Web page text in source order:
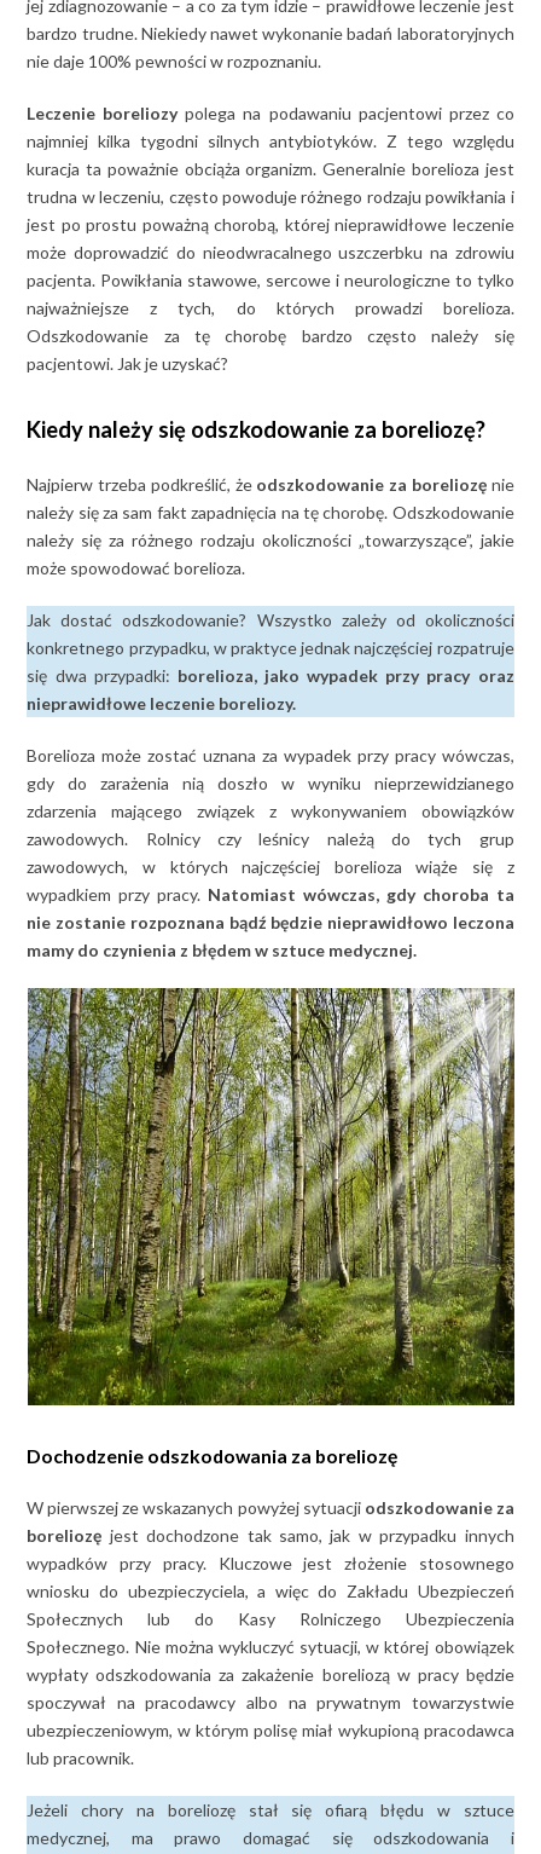
jej zdiagnozowanie – a co za tym idzie – prawidłowe leczenie jest
bardzo trudne. Niekiedy nawet wykonanie badań laboratoryjnych
nie daje 100% pewności w rozpoznaniu.
Leczenie boreliozypolega na podawaniu pacjentowi przez co
najmniej kilka tygodni silnych antybiotyków. Z tego względu
kuracja ta poważnie obciąża organizm. Generalnie borelioza jest
trudna w leczeniu, często powoduje różnego rodzaju powikłania i
jest po prostu poważną chorobą, której nieprawidłowe leczenie
może doprowadzić do nieodwracalnego uszczerbku na zdrowiu
pacjenta. Powikłania stawowe, sercowe i neurologiczne to tylko
najważniejsze z tych, do których prowadzi borelioza.
Odszkodowanie za tę chorobę bardzo często należy się
pacjentowi. Jak je uzyskać?
Kiedy należy się odszkodowanie za boreliozę?
Najpierw trzeba podkreślić, że odszkodowanie za boreliozęnie
należy się za sam fakt zapadnięcia na tę chorobę. Odszkodowanie
należy się za różnego rodzaju okoliczności „towarzyszące”, jakie
może spowodować borelioza.
Jak dostać odszkodowanie? Wszystko zależy od okoliczności
konkretnego przypadku, w praktyce jednak najczęściej rozpatruje
się dwa przypadki: borelioza, jako wypadek przy pracy oraz
nieprawidłowe leczenie boreliozy.
Borelioza może zostać uznana za wypadek przy pracy wówczas,
gdy do zarażenia nią doszło w wyniku nieprzewidzianego
zdarzenia mającego związek z wykonywaniem obowiązków
zawodowych. Rolnicy czy leśnicy należą do tych grup
zawodowych, w których najczęściej borelioza wiąże się z
wypadkiem przy pracy. Natomiast wówczas, gdy choroba ta
nie zostanie rozpoznana bądź będzie nieprawidłowo leczona
mamy do czynienia z błędem w sztuce medycznej.
Dochodzenie odszkodowania za boreliozę
W pierwszej ze wskazanych powyżej sytuacji odszkodowanie za
boreliozę jest dochodzone tak samo, jak w przypadku innych
wypadków przy pracy. Kluczowe jest złożenie stosownego
wniosku do ubezpieczyciela, a więc do Zakładu Ubezpieczeń
Społecznych lub do Kasy Rolniczego Ubezpieczenia
Społecznego. Nie można wykluczyć sytuacji, w której obowiązek
wypłaty odszkodowania za zakażenie boreliozą w pracy będzie
spoczywał na pracodawcy albo na prywatnym towarzystwie
ubezpieczeniowym, w którym polisę miał wykupioną pracodawca
lub pracownik.
Jeżeli chory na boreliozę stał się ofiarą błędu w sztuce
medycznej, ma prawo domagać się odszkodowania i